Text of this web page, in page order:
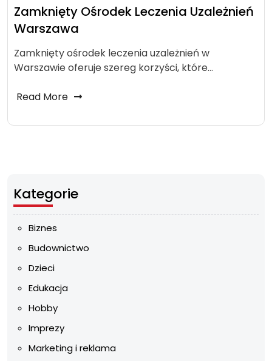
Zamknięty Ośrodek Leczenia Uzależnień
Warszawa
Zamknięty ośrodek leczenia uzależnień w
Warszawie oferuje szereg korzyści, które…
Read More
Kategorie
Biznes
Budownictwo
Dzieci
Edukacja
Hobby
Imprezy
Marketing i reklama